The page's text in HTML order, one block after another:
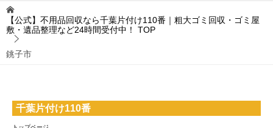
【公式】不用品回収なら千葉片付け110番｜粗大ゴミ回収・ゴミ屋
敷・遺品整理など24時間受付中！
TOP
銚子市
千葉片付け110番